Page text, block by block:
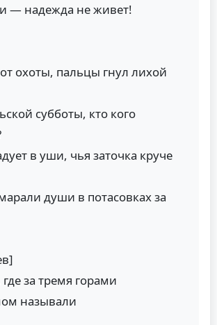
— надежда не живет!
от охоты, пальцы гнул лихой
субботы, кто кого
в уши, чья заточка круче
души в потасовках за
за тремя горами
называли